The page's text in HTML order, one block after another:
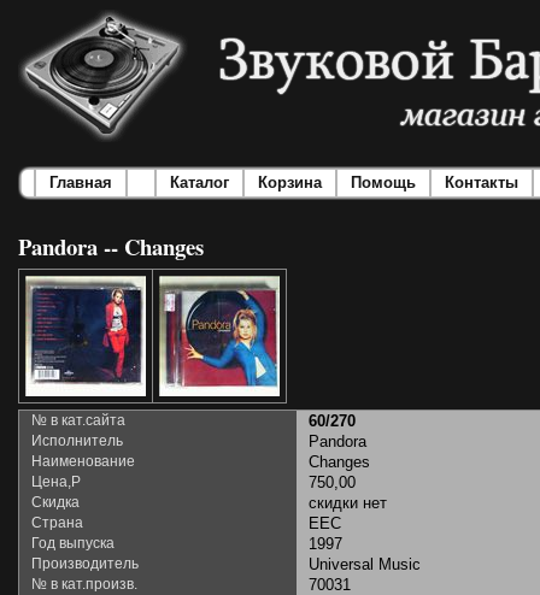
Главная Каталог Корзина Помощь Контакты
Pandora -- Changes
№ в кат.сайта 60/270
Исполнитель Pandora
Наименование Changes
Цена,Р 750,00
Скидка скидки нет
Страна EEC
Год выпуска 1997
Производитель Universal Music
№ в кат.произв. 70031